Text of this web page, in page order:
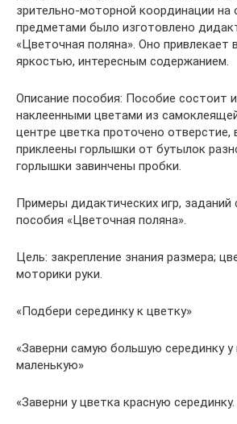
зрительно-моторной координации на
предметами было изготовлено
«Цветочная поляна». Оно привлекает
яркостью, интересным содержанием.
Описание пособия: Пособие состоит
наклеенными цветами из
центре цветка проточено отверстие,
приклеены горлышки от бутылок
горлышки завинчены пробки.
Примеры дидактических игр, заданий
пособия «Цветочная поляна».
Цель: закрепление знания размера;
моторики руки.
«Подбери серединку к цветку»
«Заверни самую большую серединку
маленькую»
«Заверни у цветка красную